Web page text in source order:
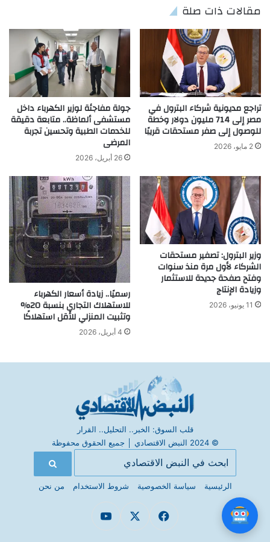
مقالات ذات صلة
تراجع مديونية شركاء البترول في
مصر إلى 714 مليون دولار وخطة
للوصول إلى صفر مستحقات قريبًا
2 مايو، 2026
جولة مفاجئة لوزير الكهرباء داخل
مستشفى ألماظة.. متابعة دقيقة
للخدمات الطبية وتحسين تجربة
المرضى
26 أبريل، 2026
وزير البترول: تصفير مستحقات
الشركاء لأول مرة منذ سنوات
وفتح صفحة جديدة للاستثمار
وزيادة الإنتاج
11 يونيو، 2026
رسميًا.. زيادة أسعار الكهرباء
للاستهلاك التجاري بنسبة 20%
وتثبيت المنزلي للأقل استهلاكًا
4 أبريل، 2026
قلب السوق: الخبر.. التحليل.. القرار
© 2024 النبض الاقتصادي
جميع الحقوق محفوظة
الرئيسية سياسة الخصوصية شروط الاستخدام من نحن